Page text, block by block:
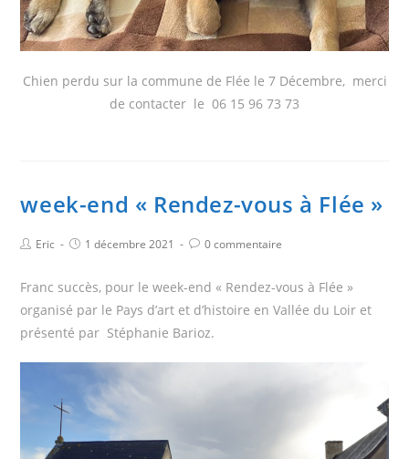
Chien perdu sur la commune de Flée le 7 Décembre, merci
de contacter le 06 15 96 73 73
week-end « Rendez-vous à Flée »
Eric 1 décembre 2021 0 commentaire
Franc succès, pour le week-end « Rendez-vous à Flée »
organisé par le Pays d’art et d’histoire en Vallée du Loir et
présenté par Stéphanie Barioz.